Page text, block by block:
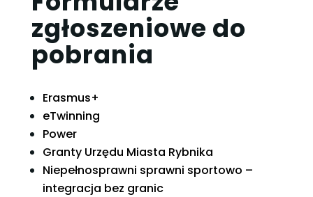
zgłoszeniowe do
pobrania
Erasmus+
eTwinning
Power
Granty Urzędu Miasta Rybnika
Niepełnosprawni sprawni sportowo –
integracja bez granic